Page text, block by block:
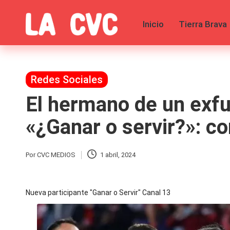
contenidoC
o
p
u
c
h
de
la
farándula,
Realitys,
Brava,
Hermano
Exclusivas
Inicio Tierra Brava
Publicada
en
Redes Sociales
El hermano de un
«¿Ganar o servir?»:
PorCVC MEDIOS 1 abril, 2024
Nueva participante "Ganar o Servir" Canal 13